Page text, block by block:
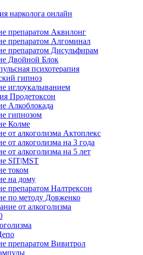
нарколога онлайн
препаратом Аквилонг
препаратом Алгоминал
препаратом Дисульфирам
Двойной Блок
психотерапия
гипноз
иглоукалыванием
Продетоксон
Алкоблокада
гипнозом
Колме
от алкоголизма Актоплекс
от алкоголизма на 3 года
от алкоголизма на 5 лет
SIT|MST
током
на дому
препаратом Налтрексон
по методу Довженко
от алкоголизма
препаратом Вивитрол